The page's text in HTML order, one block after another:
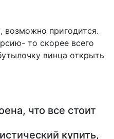
возможно пригодится.
то скорее всего
винца открыть
что все стоит
купить,